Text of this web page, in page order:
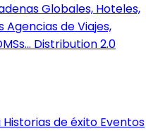
Globales, Hoteles,
Agencias de Viajes,
Distribution 2.0
Historias de éxito Eventos